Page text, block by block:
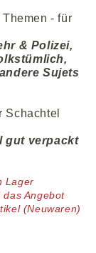
- für
& Polizei,
Sujets
Schachtel
gut verpackt
Lager
Angebot
(Neuwaren)